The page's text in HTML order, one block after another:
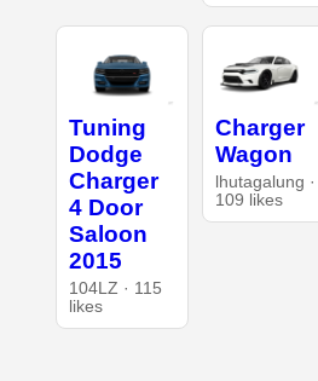
Tuning
Dodge
Charger
4 Door
Saloon
2015
104LZ · 115
likes
Charger
Wagon
lhutagalung ·
109 likes